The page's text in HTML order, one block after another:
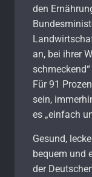
den
an, bei ihrer
Für 91
sein,
es „einfach
Gesund,
bequem und
der